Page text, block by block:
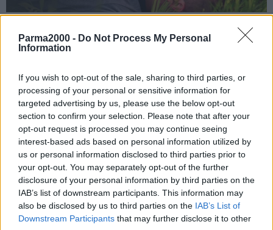
Parma2000 - Do Not Process My Personal
Information
If you wish to opt-out of the sale, sharing to third parties, or
processing of your personal or sensitive information for
targeted advertising by us, please use the below opt-out
section to confirm your selection. Please note that after your
opt-out request is processed you may continue seeing
interest-based ads based on personal information utilized by
us or personal information disclosed to third parties prior to
your opt-out. You may separately opt-out of the further
disclosure of your personal information by third parties on the
IAB’s list of downstream participants. This information may
also be disclosed by us to third parties on the IAB’s List of
Downstream Participants that may further disclose it to other
Leasys, società controllata di FCA Bank, prosegue sul percorso che
l’ha portata ad essere leader della mobilità in Italia, espandendo
innovativa soluzione di noleggio, il cui successo presso i
consumatori le ha guadagnato il titolo di Prodotto dell’Anno 2020
nella categoria Servizi auto, permette al cliente di avere un diritto di
prelazione sull’acquisto della vettura a fine del contratto. La nuova
formula light di Noleggio Chiaro consente di noleggiare un’auto a
un canone competitivo con un set minimo di servizi: la copertura
RCA, il bollo, l’assistenza stradale, il servizio di infomobilità I-Care e
il consueto utilizzo della Leasys app per gestire il contratto dal
proprio smartphone. Un pacchetto di servizi essenziali, dunque,
che permette di beneficiare comunque della prelazione
nell’acquisto della vettura al termine del periodo di noleggio.